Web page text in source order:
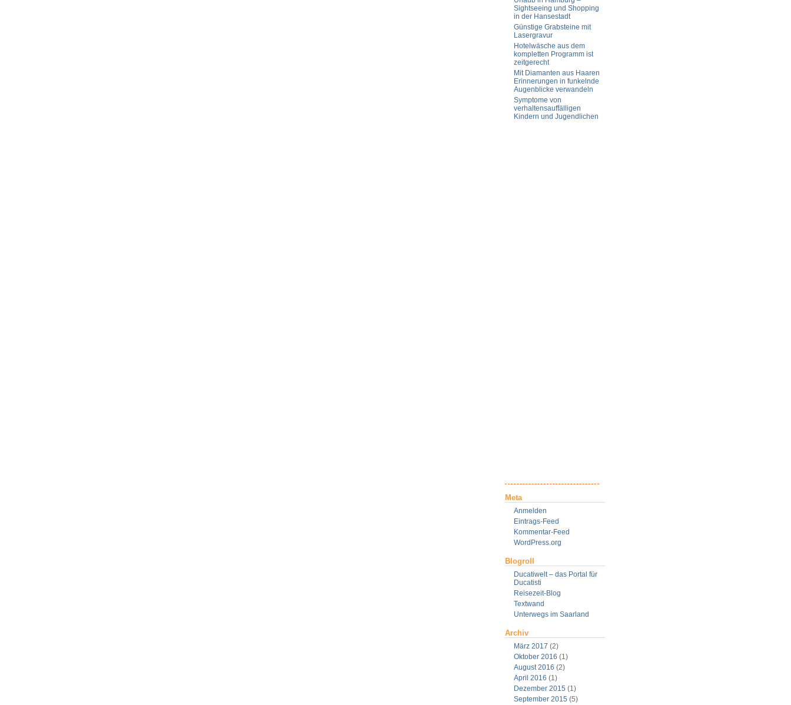
Sightseeing und Shopping
in der Hansestadt
Günstige Grabsteine mit
Lasergravur
Hotelwäsche aus dem
kompletten Programm ist
zeitgerecht
Mit Diamanten aus Haaren
Erinnerungen in funkelnde
Augenblicke verwandeln
Symptome von
verhaltensauffälligen
Kindern und Jugendlichen
Meta
Anmelden
Eintrags-Feed
Kommentar-Feed
WordPress.org
Blogroll
Ducatiwelt – das Portal für
Ducatisti
Reisezeit-Blog
Textwand
Unterwegs im Saarland
Archiv
März 2017 (2)
Oktober 2016 (1)
August 2016 (2)
April 2016 (1)
Dezember 2015 (1)
September 2015 (5)